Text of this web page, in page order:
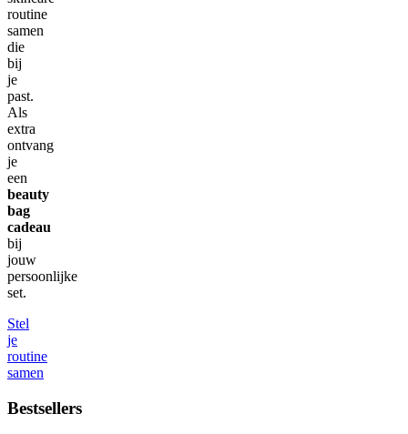
routine
samen
die
bij
je
past.
Als
extra
ontvang
je
een
beauty
bag
cadeau
bij
jouw
persoonlijke
set.
Stel
je
routine
samen
Bestsellers